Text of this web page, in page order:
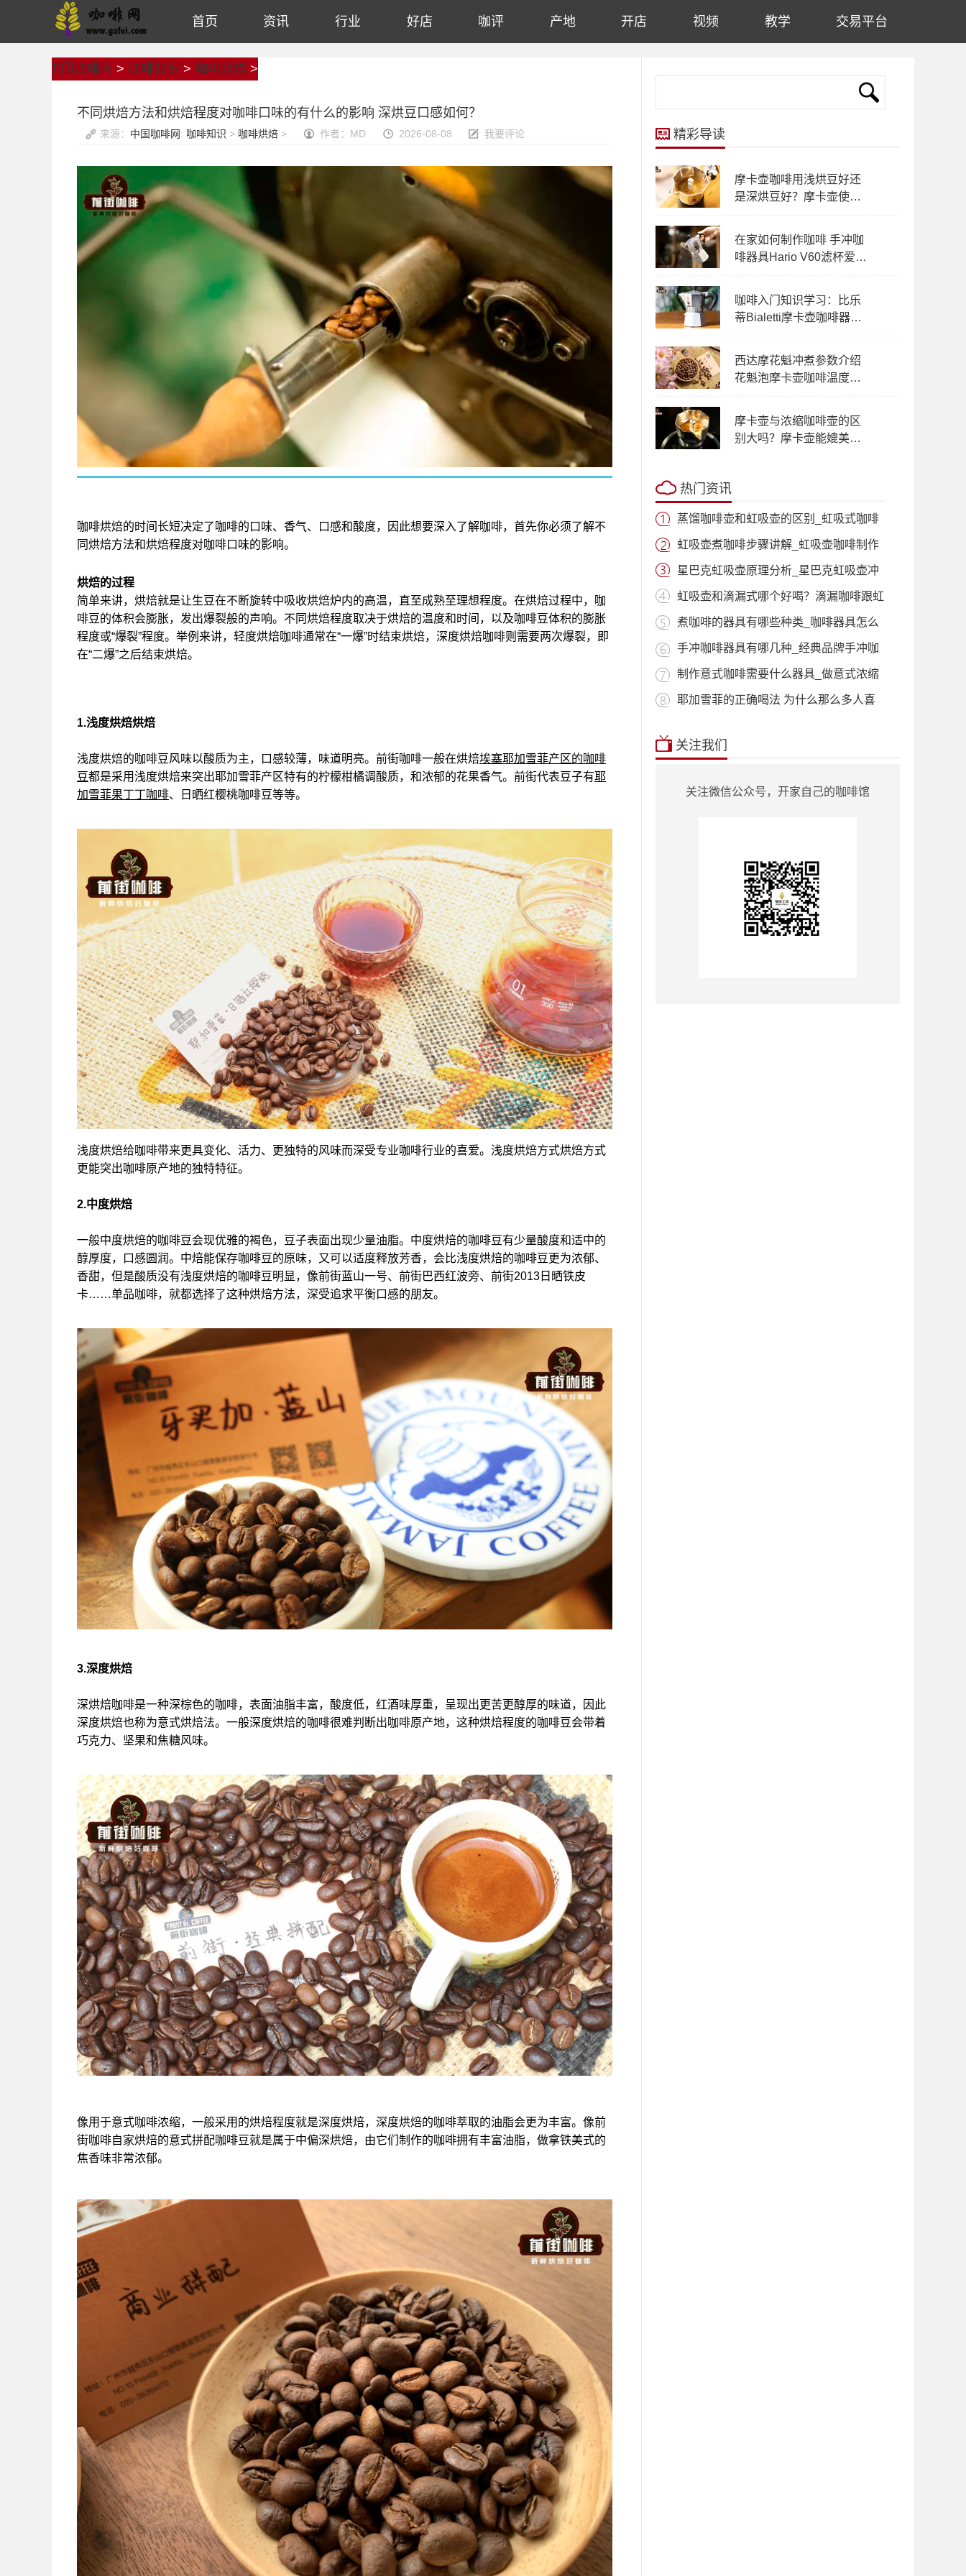
首页 资讯 行业 好店 咖评 产地 开店 视频 教学 交易平台
中国咖啡网 > 咖啡知识 > 咖啡烘焙 >
不同烘焙方法和烘焙程度对咖啡口味的有什么的影响 深烘豆口感如何？
来源： 中国咖啡网: 咖啡知识 > 咖啡烘焙 > 作者：MD 2026-08-08 我要评论
咖啡烘焙的时间长短决定了咖啡的口味、香气、口感和酸度，因此想要深入了解咖啡，首先你必须了解不
同烘焙方法和烘焙程度对咖啡口味的影响。
烘焙的过程
简单来讲，烘焙就是让生豆在不断旋转中吸收烘焙炉内的高温，直至成熟至理想程度。在烘焙过程中，咖
啡豆的体积会膨胀，发出爆裂般的声响。不同烘焙程度取决于烘焙的温度和时间，以及咖啡豆体积的膨胀
程度或“爆裂”程度。举例来讲，轻度烘焙咖啡通常在“一爆”时结束烘焙，深度烘焙咖啡则需要两次爆裂，即
在“二爆”之后结束烘焙。
1.浅度烘焙烘焙
浅度烘焙的咖啡豆风味以酸质为主，口感较薄，味道明亮。前街咖啡一般在烘焙埃塞耶加雪菲产区的咖啡
豆都是采用浅度烘焙来突出耶加雪菲产区特有的柠檬柑橘调酸质，和浓郁的花果香气。前街代表豆子有耶
加雪菲果丁丁咖啡、日晒红樱桃咖啡豆等等。
浅度烘焙给咖啡带来更具变化、活力、更独特的风味而深受专业咖啡行业的喜爱。浅度烘焙方式烘焙方式
更能突出咖啡原产地的独特特征。
2.中度烘焙
一般中度烘焙的咖啡豆会现优雅的褐色，豆子表面出现少量油脂。中度烘焙的咖啡豆有少量酸度和适中的
醇厚度，口感圆润。中焙能保存咖啡豆的原味，又可以适度释放芳香，会比浅度烘焙的咖啡豆更为浓郁、
香甜，但是酸质没有浅度烘焙的咖啡豆明显，像前街蓝山一号、前街巴西红波旁、前街2013日晒铁皮
卡……单品咖啡，就都选择了这种烘焙方法，深受追求平衡口感的朋友。
3.深度烘焙
深烘焙咖啡是一种深棕色的咖啡，表面油脂丰富，酸度低，红酒味厚重，呈现出更苦更醇厚的味道，因此
深度烘焙也称为意式烘焙法。一般深度烘焙的咖啡很难判断出咖啡原产地，这种烘焙程度的咖啡豆会带着
巧克力、坚果和焦糖风味。
像用于意式咖啡浓缩，一般采用的烘焙程度就是深度烘焙，深度烘焙的咖啡萃取的油脂会更为丰富。像前
街咖啡自家烘焙的意式拼配咖啡豆就是属于中偏深烘焙，由它们制作的咖啡拥有丰富油脂，做拿铁美式的
焦香味非常浓郁。
精彩导读
摩卡壶咖啡用浅烘豆好还
是深烘豆好？摩卡壶使用
喷溅问题怎么办？
在家如何制作咖啡 手冲咖
啡器具Hario V60滤杯爱乐
咖啡入门知识学习：比乐
蒂Bialetti摩卡壶咖啡器具
西达摩花魁冲煮参数介绍
花魁泡摩卡壶咖啡温度研
摩卡壶与浓缩咖啡壶的区
别大吗？摩卡壶能媲美浓
热门资讯
蒸馏咖啡壶和虹吸壶的区别_虹吸式咖啡
壶适虹吸壶煮咖啡步骤讲解_虹吸壶咖啡制作
过程星巴克虹吸壶原理分析_星巴克虹吸壶冲
泡咖虹吸壶和滴漏式哪个好喝？滴漏咖啡跟虹
吸咖煮咖啡的器具有哪些种类_咖啡器具怎么
用_什手冲咖啡器具有哪几种_经典品牌手冲咖
啡器制作意式咖啡需要什么器具_做意式浓缩
咖啡耶加雪菲的正确喝法 为什么那么多人喜
本站推荐: 星巴克菜单2018价目表
啡 | 曼特宁 |
单品咖啡种类 | 90+咖啡豆 | 罗蜜奇
关注我们
关注微信公众号，开家自己的咖啡馆